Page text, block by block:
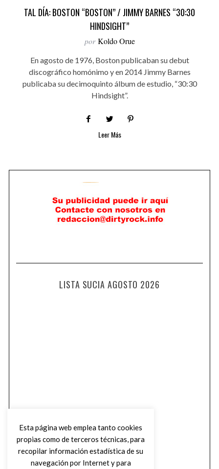
TAL DÍA: BOSTON “BOSTON” / JIMMY BARNES “30:30
HINDSIGHT”
por Koldo Orue
En agosto de 1976, Boston publicaban su debut
discográfico homónimo y en 2014 Jimmy Barnes
publicaba su decimoquinto álbum de estudio, “30:30
Hindsight”.
Leer Más
LISTA SUCIA AGOSTO 2026
Esta página web emplea tanto cookies
propias como de terceros técnicas, para
recopilar información estadística de su
navegación por Internet y para